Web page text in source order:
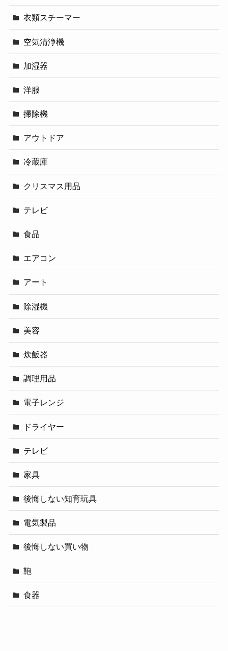
衣類スチーマー
空気清浄機
加湿器
洋服
掃除機
アウトドア
冷蔵庫
クリスマス用品
テレビ
食品
エアコン
アート
除湿機
美容
炊飯器
調理用品
電子レンジ
ドライヤー
テレビ
家具
後悔しない知育玩具
電気製品
後悔しない買い物
鞄
食器